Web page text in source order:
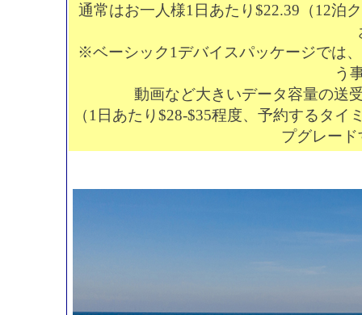
通常はお一人様1日あたり$22.39（12泊
※ベーシック1デバイスパッケージでは
う
動画など大きいデータ容量の送
（1日あたり$28-$35程度、予約するタ
プグレー